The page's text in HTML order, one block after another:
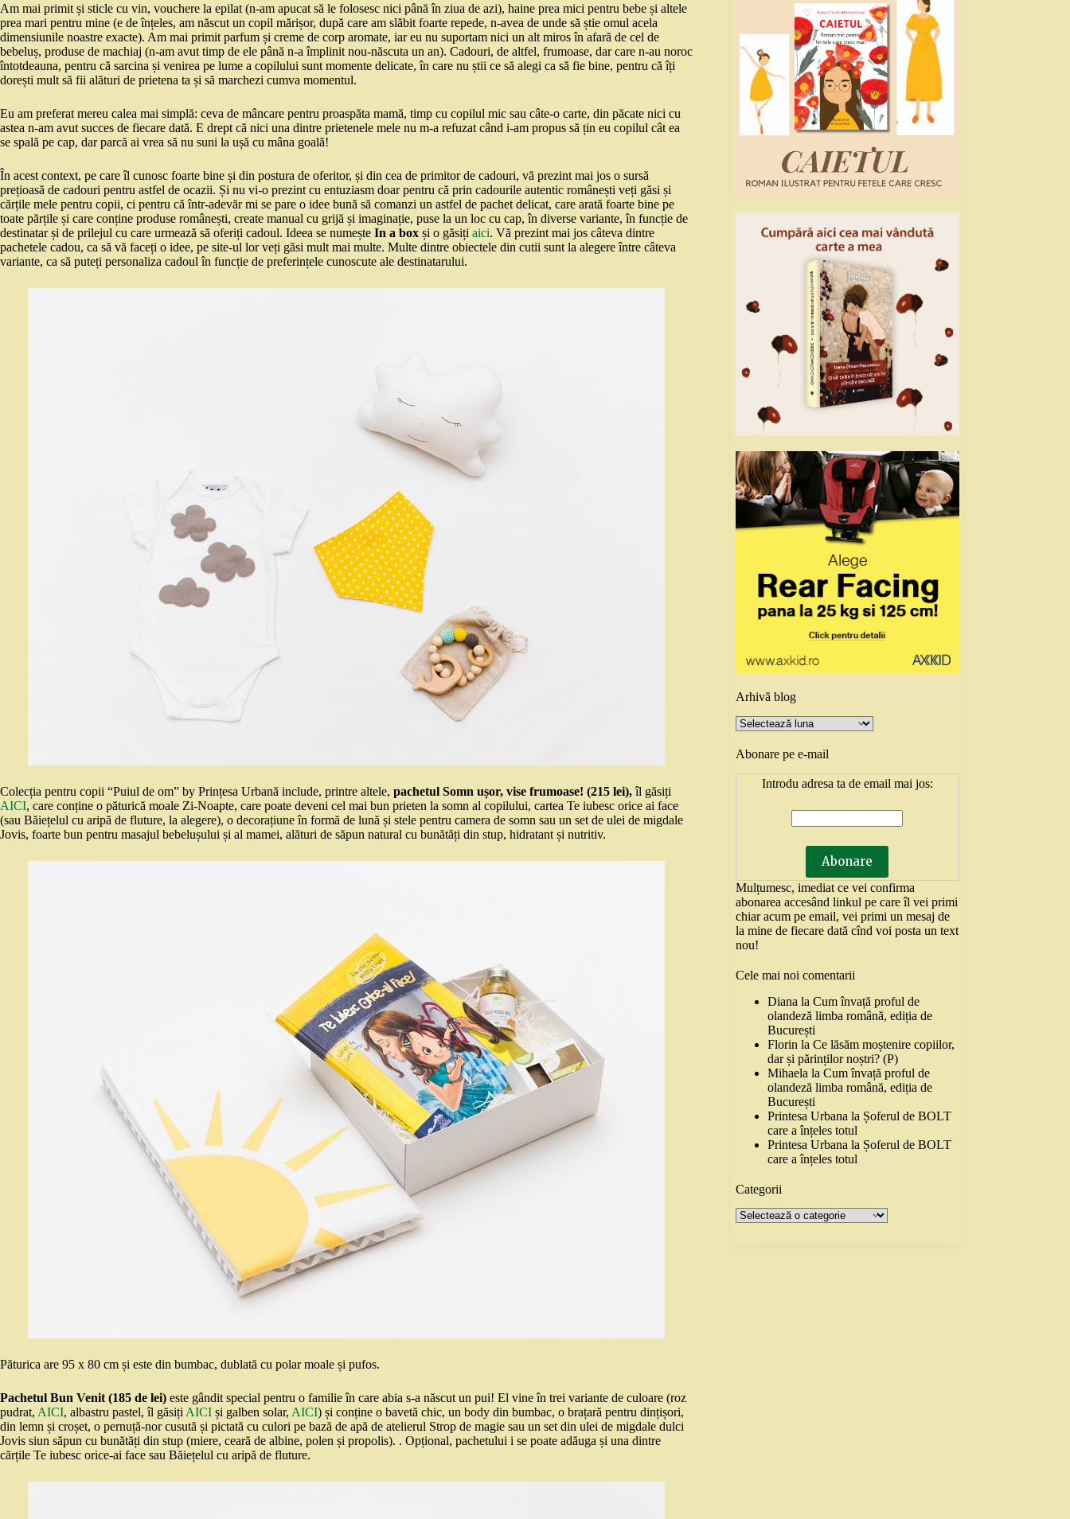
Am mai primit și sticle cu vin, vouchere la epilat (n-am apucat să le folosesc nici până în ziua de azi), haine prea mici pentru bebe și altele
prea mari pentru mine (e de înțeles, am născut un copil mărișor, după care am slăbit foarte repede, n-avea de unde să știe omul acela
dimensiunile noastre exacte). Am mai primit parfum și creme de corp aromate, iar eu nu suportam nici un alt miros în afară de cel de
bebeluș, produse de machiaj (n-am avut timp de ele până n-a împlinit nou-născuta un an). Cadouri, de altfel, frumoase, dar care n-au noroc
întotdeauna, pentru că sarcina și venirea pe lume a copilului sunt momente delicate, în care nu știi ce să alegi ca să fie bine, pentru că îți
dorești mult să fii alături de prietena ta și să marchezi cumva momentul.
Eu am preferat mereu calea mai simplă: ceva de mâncare pentru proaspăta mamă, timp cu copilul mic sau câte-o carte, din păcate nici cu
astea n-am avut succes de fiecare dată. E drept că nici una dintre prietenele mele nu m-a refuzat când i-am propus să țin eu copilul cât ea
se spală pe cap, dar parcă ai vrea să nu suni la ușă cu mâna goală!
În acest context, pe care îl cunosc foarte bine și din postura de oferitor, și din cea de primitor de cadouri, vă prezint mai jos o sursă
prețioasă de cadouri pentru astfel de ocazii. Și nu vi-o prezint cu entuziasm doar pentru că prin cadourile autentic românești veți găsi și
cărțile mele pentru copii, ci pentru că într-adevăr mi se pare o idee bună să comanzi un astfel de pachet delicat, care arată foarte bine pe
toate părțile și care conține produse românești, create manual cu grijă și imaginație, puse la un loc cu cap, în diverse variante, în funcție de
destinatar și de prilejul cu care urmează să oferiți cadoul. Ideea se numește In a box și o găsiți aici. Vă prezint mai jos câteva dintre
pachetele cadou, ca să vă faceți o idee, pe site-ul lor veți găsi mult mai multe. Multe dintre obiectele din cutii sunt la alegere între câteva
variante, ca să puteți personaliza cadoul în funcție de preferințele cunoscute ale destinatarului.
Colecția pentru copii “Puiul de om” by Prințesa Urbană include, printre altele, pachetul Somn ușor, vise frumoase! (215 lei),îl găsiți
AICI, care conține o păturică moale Zi-Noapte, care poate deveni cel mai bun prieten la somn al copilului, cartea Te iubesc orice ai face
(sau Băiețelul cu aripă de fluture, la alegere), o decorațiune în formă de lună și stele pentru camera de somn sau un set de ulei de migdale
Jovis, foarte bun pentru masajul bebelușului și al mamei, alături de săpun natural cu bunătăți din stup, hidratant și nutritiv.
Păturica are 95 x 80 cm și este din bumbac, dublată cu polar moale și pufos.
Pachetul Bun Venit (185 de lei) este gândit special pentru o familie în care abia s-a născut un pui! El vine în trei variante de culoare (roz
pudrat, AICI, albastru pastel, îl găsiți AICI și galben solar, AICI) și conține o bavetă chic, un body din bumbac, o brațară pentru dințișori,
din lemn și croșet, o pernuță-nor cusută și pictată cu culori pe bază de apă de atelierul Strop de magie sau un set din ulei de migdale dulci
Jovis siun săpun cu bunătăți din stup (miere, ceară de albine, polen și propolis). . Opțional, pachetului i se poate adăuga și una dintre
cărțile Te iubesc orice-ai face sau Băiețelul cu aripă de fluture.
Arhivă blog
Arhivă
blog
Abonare pe e-mail
Introdu adresa ta de email mai jos:
Mulțumesc, imediat ce vei confirma
abonarea accesând linkul pe care îl vei primi
chiar acum pe email, vei primi un mesaj de
la mine de fiecare dată cînd voi posta un text
nou!
Cele mai noi comentarii
Diana laCum învață proful de
olandeză limba română, ediția de
București
Florin laCe lăsăm moștenire copiilor,
dar și părinților noștri? (P)
Mihaela laCum învață proful de
olandeză limba română, ediția de
București
Printesa Urbana la Șoferul de BOLT
care a înțeles totul
Printesa Urbana la Șoferul de BOLT
care a înțeles totul
Categorii
Categorii